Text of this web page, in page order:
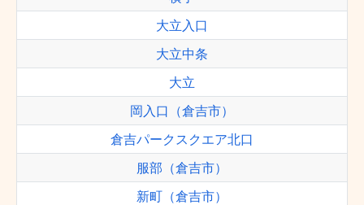
大立入口
大立中条
大立
岡入口（倉吉市）
倉吉パークスクエア北口
服部（倉吉市）
新町（倉吉市）